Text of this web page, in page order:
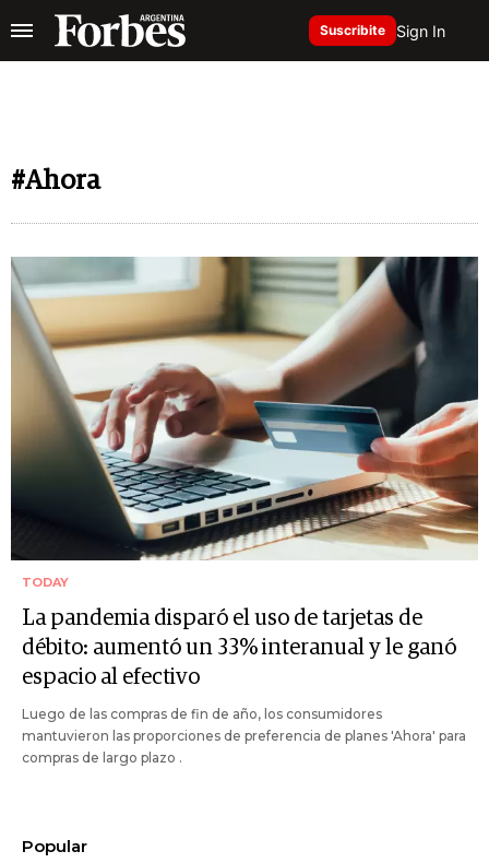
Suscribite Sign In
#Ahora
TODAY
La pandemia disparó el uso de tarjetas de
débito: aumentó un 33% interanual y le ganó
espacio al efectivo
Luego de las compras de fin de año, los consumidores
mantuvieron las proporciones de preferencia de planes 'Ahora' para
compras de largo plazo .
Popular